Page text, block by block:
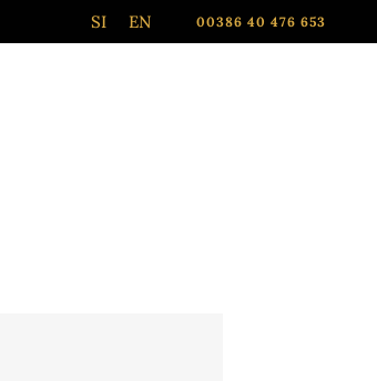
SI EN 00386 40 476 653